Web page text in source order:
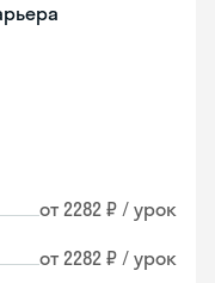
от 2282 ₽ / урок
от 2282 ₽ / урок